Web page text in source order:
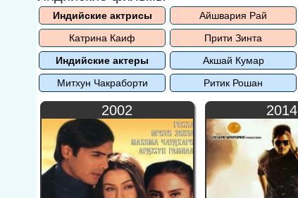
Индийские актрисы Айшвария Рай
Катрина Каиф
Прити Зинта
Индийские актеры
Акшай Кумар
Митхун Чакраборти
Ритик Рошан
2002 2014